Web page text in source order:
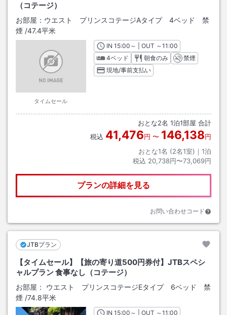
（コテージ）
お部屋： ウエスト プリンスコテージAタイプ 4ベッド 禁
煙 /47.4平米
タイムセール
INチェックイン
15:00 ～ | OUT チェックアウト
～11:00
4ベッド
朝食のみ
禁煙
現地/事前支払い
おとな2名 1泊1部屋 合計
税込 41,476円 〜 146,138円
おとな1名 (2名1室)｜ 1泊
税込 20,738円〜73,069円
プランの詳細を見る
お問い合わせコード
JTBプラン
【タイムセール】【旅の寄り道500円券付】JTBスペシ
ャルプラン 食事なし（コテージ）
お部屋：
ウエスト プリンスコテージEタイプ 6ベッド 禁
煙 /74.8平米
INチェックイン
15:00 ～ | OUT チェックアウト
～11:00